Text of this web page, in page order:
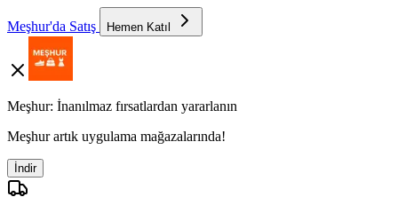
Meşhur'da Satış Hemen Katıl
Meşhur: İnanılmaz fırsatlardan yararlanın
Meşhur artık uygulama mağazalarında!
İndir